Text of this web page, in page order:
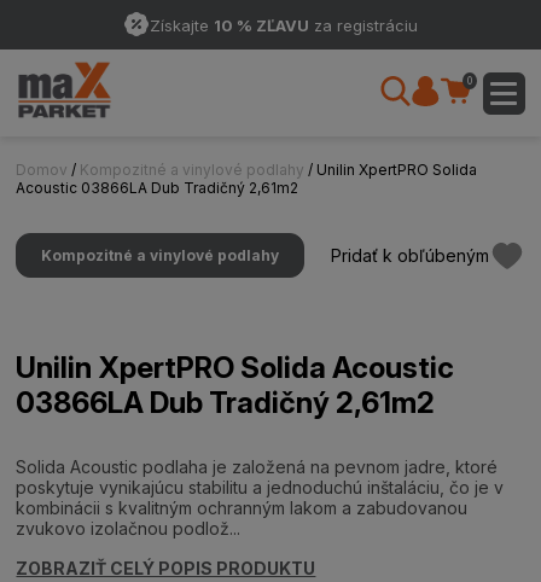
Získajte 10 % ZĽAVU za registráciu
0
Domov / Kompozitné a vinylové podlahy / Unilin XpertPRO Solida
Acoustic 03866LA Dub Tradičný 2,61m2
Kompozitné a vinylové podlahy Pridať k obľúbeným
Unilin XpertPRO Solida Acoustic
03866LA Dub Tradičný 2,61m2
Solida Acoustic podlaha je založená na pevnom jadre, ktoré
poskytuje vynikajúcu stabilitu a jednoduchú inštaláciu, čo je v
kombinácii s kvalitným ochranným lakom a zabudovanou
zvukovo izolačnou podlož...
ZOBRAZIŤ CELÝ POPIS PRODUKTU